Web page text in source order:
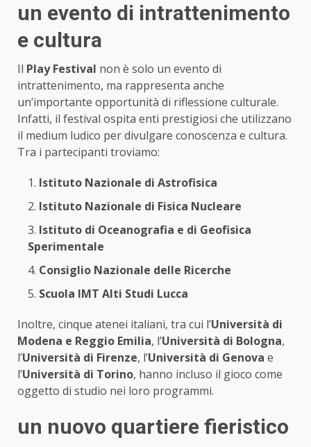
un evento di intrattenimento
e cultura
Il Play Festival non è solo un evento di
intrattenimento, ma rappresenta anche
un’importante opportunità di riflessione culturale.
Infatti, il festival ospita enti prestigiosi che utilizzano
il medium ludico per divulgare conoscenza e cultura.
Tra i partecipanti troviamo:
Istituto Nazionale di Astrofisica
Istituto Nazionale di Fisica Nucleare
Istituto di Oceanografia e di Geofisica
Sperimentale
Consiglio Nazionale delle Ricerche
Scuola IMT Alti Studi Lucca
Inoltre, cinque atenei italiani, tra cui l’Università di
Modena e Reggio Emilia, l’Università di Bologna,
l’Università di Firenze, l’Università di Genova e
l’Università di Torino, hanno incluso il gioco come
oggetto di studio nei loro programmi.
un nuovo quartiere fieristico